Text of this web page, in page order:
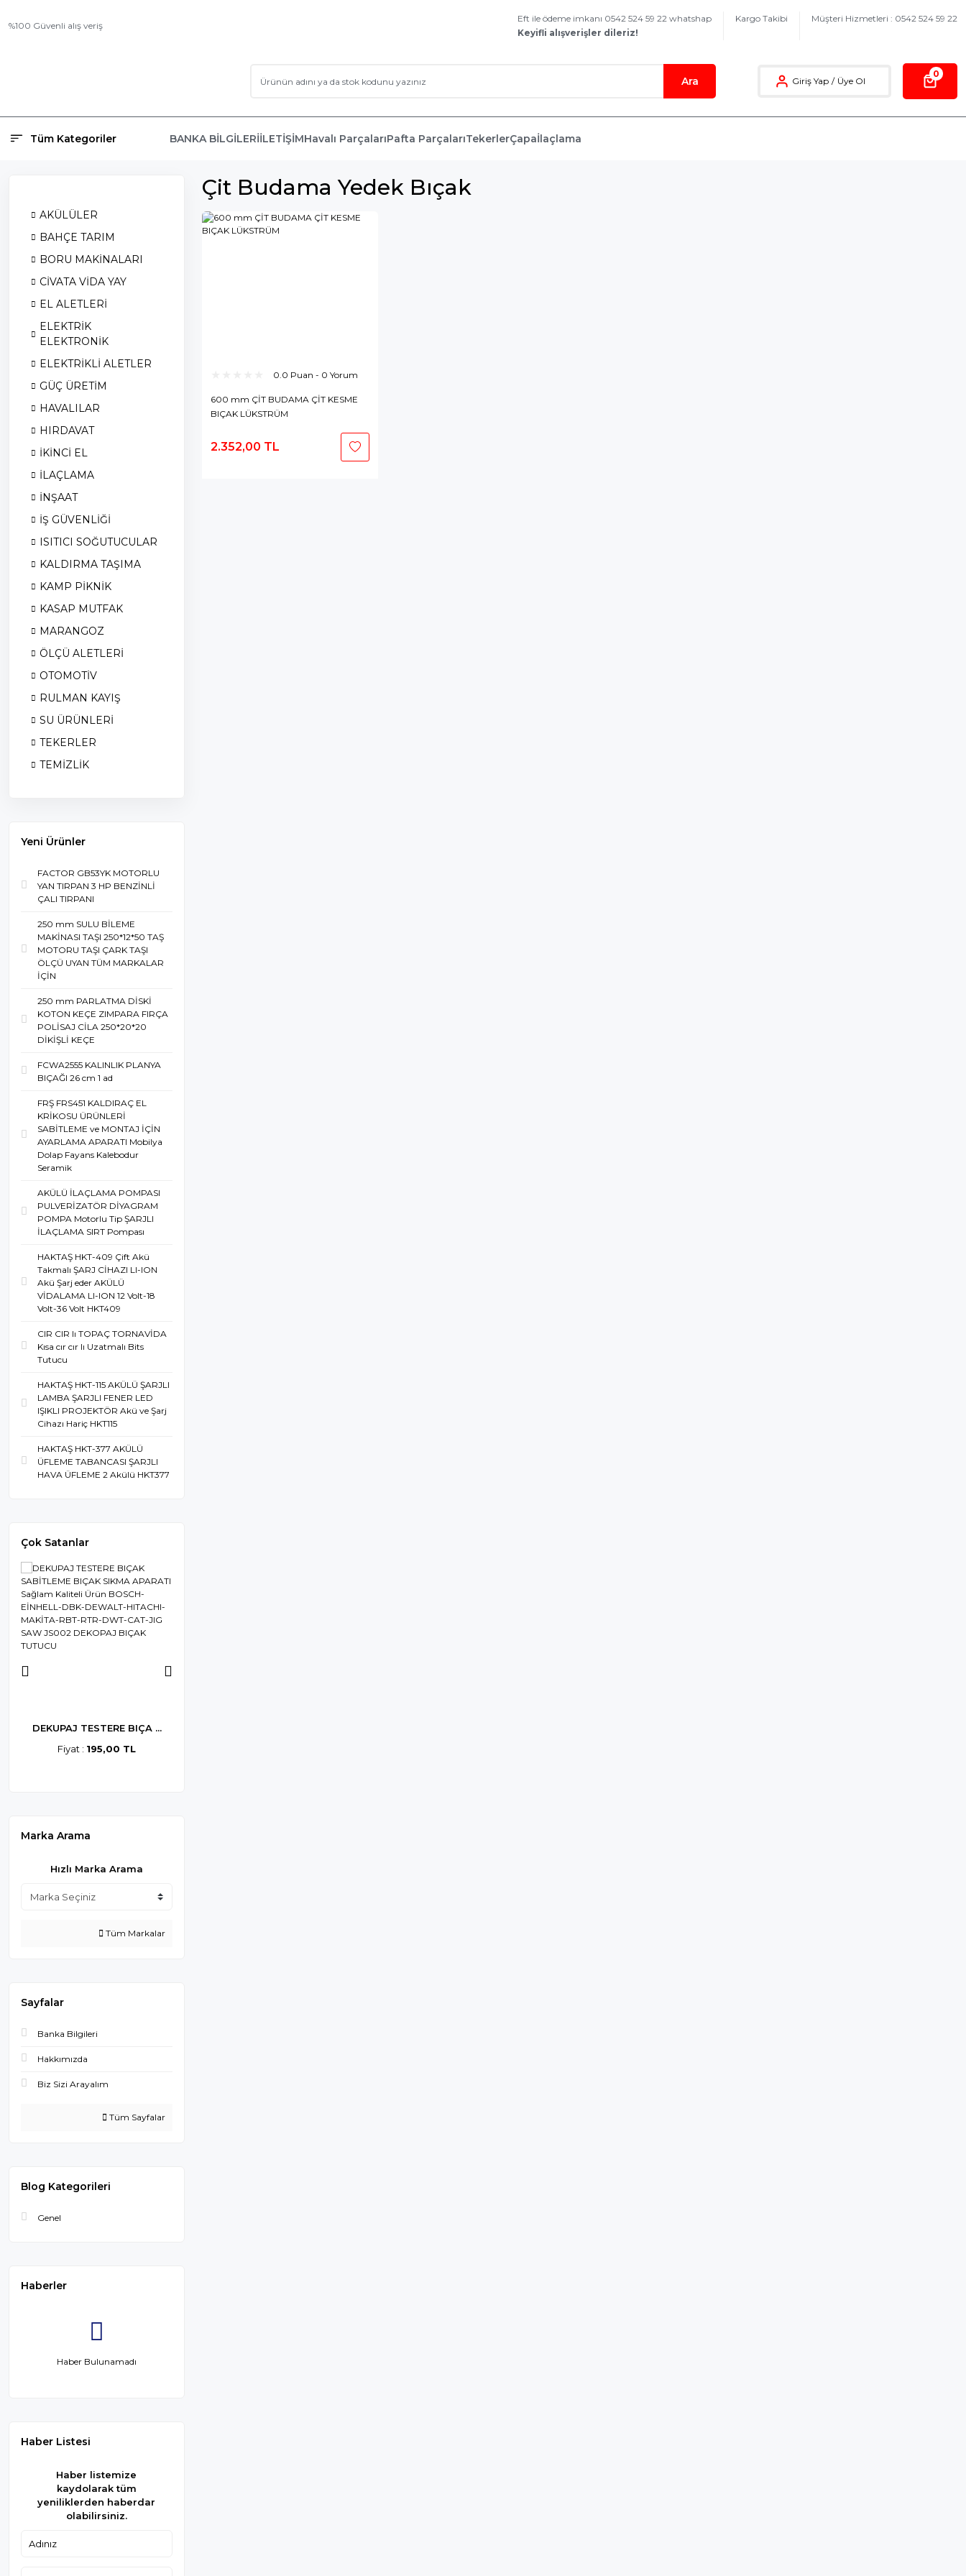
%100 Güvenli alış veriş
Eft ile ödeme imkanı 0542 524 59 22 whatshap
Keyifli alışverişler dileriz!
Kargo Takibi Müşteri Hizmetleri : 0542 524 59 22
Ara Giriş Yap / Üye Ol
0
Tüm Kategoriler BANKA BİLGİLERİİLETİŞİMHavalı ParçalarıPafta ParçalarıTekerlerÇapaİlaçlama
AKÜLÜLER
BAHÇE TARIM
BORU MAKİNALARI
CİVATA VİDA YAY
EL ALETLERİ
ELEKTRİK
ELEKTRONİK
ELEKTRİKLİ ALETLER
GÜÇ ÜRETİM
HAVALILAR
HIRDAVAT
İKİNCİ EL
İLAÇLAMA
İNŞAAT
İŞ GÜVENLİĞİ
ISITICI SOĞUTUCULAR
KALDIRMA TAŞIMA
KAMP PİKNİK
KASAP MUTFAK
MARANGOZ
ÖLÇÜ ALETLERİ
OTOMOTİV
RULMAN KAYIŞ
SU ÜRÜNLERİ
TEKERLER
TEMİZLİK
Yeni Ürünler
FACTOR GB53YK MOTORLU
YAN TIRPAN 3 HP BENZİNLİ
ÇALI TIRPANI
250 mm SULU BİLEME
MAKİNASI TAŞI 250*12*50 TAŞ
MOTORU TAŞI ÇARK TAŞI
ÖLÇÜ UYAN TÜM MARKALAR
İÇİN
250 mm PARLATMA DİSKİ
KOTON KEÇE ZIMPARA FIRÇA
POLİSAJ CİLA 250*20*20
DİKİŞLİ KEÇE
FCWA2555 KALINLIK PLANYA
BIÇAĞI 26 cm 1 ad
FRŞ FRS451 KALDIRAÇ EL
KRİKOSU ÜRÜNLERİ
SABİTLEME ve MONTAJ İÇİN
AYARLAMA APARATI Mobilya
Dolap Fayans Kalebodur
Seramik
AKÜLÜ İLAÇLAMA POMPASI
PULVERİZATÖR DİYAGRAM
POMPA Motorlu Tip ŞARJLI
İLAÇLAMA SIRT Pompası
HAKTAŞ HKT-409 Çift Akü
Takmalı ŞARJ CİHAZI LI-ION
Akü Şarj eder AKÜLÜ
VİDALAMA LI-ION 12 Volt-18
Volt-36 Volt HKT409
CIR CIR lı TOPAÇ TORNAVİDA
Kısa cır cır lı Uzatmalı Bits
Tutucu
HAKTAŞ HKT-115 AKÜLÜ ŞARJLI
LAMBA ŞARJLI FENER LED
IŞIKLI PROJEKTÖR Akü ve Şarj
Cihazı Hariç HKT115
HAKTAŞ HKT-377 AKÜLÜ
ÜFLEME TABANCASI ŞARJLI
HAVA ÜFLEME 2 Akülü HKT377
Çok Satanlar
DEKUPAJ TESTERE BIÇA ...
Fiyat : 195,00 TL
Marka Arama
Hızlı Marka Arama
Tüm Markalar
Sayfalar
Banka Bilgileri
Hakkımızda
Biz Sizi Arayalım
Tüm Sayfalar
Blog Kategorileri
Genel
Haberler
Haber Bulunamadı
Haber Listesi
Haber listemize
kaydolarak tüm
yeniliklerden haberdar
olabilirsiniz.
Çit Budama Yedek Bıçak
0.0 Puan - 0 Yorum
600 mm ÇİT BUDAMA ÇİT KESME
BIÇAK LÜKSTRÜM
2.352,00 TL